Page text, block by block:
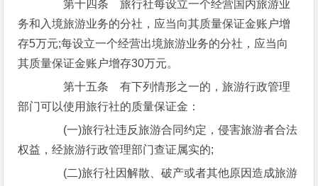
第十四条 旅行社每设立一个经营国内旅游业
务和入境旅游业务的分社，应当向其质量保证金账户增
存5万元;每设立一个经营出境旅游业务的分社，应当向
其质量保证金账户增存30万元。
第十五条 有下列情形之一的，旅游行政管理
部门可以使用旅行社的质量保证金：
(一)旅行社违反旅游合同约定，侵害旅游者合法
权益，经旅游行政管理部门查证属实的;
(二)旅行社因解散、破产或者其他原因造成旅游